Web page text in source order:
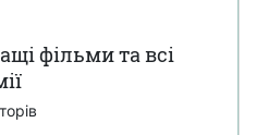
фільми та всі